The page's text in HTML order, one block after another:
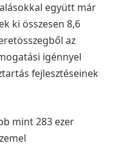
együtt már
ki összesen 8,6
az
igénnyel
fejlesztéseinek
mint 283 ezer